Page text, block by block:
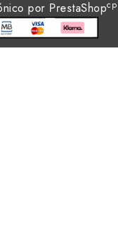
por PrestaShopcp